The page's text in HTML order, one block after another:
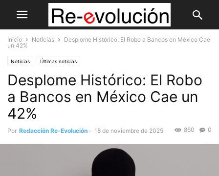
Inicio Noticias
Desplome Histórico: El Robo a Bancos en México Cae
un 42%
Noticias Últimas noticias
Desplome Histórico: El Robo
a Bancos en México Cae un
42%
Por Redacción Re-Evolución - 18 de noviembre de 2025 0
860